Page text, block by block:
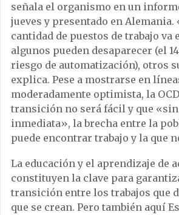
señala el organismo en un
jueves y presentado en Alemania.
cantidad de puestos de trabajo va
algunos pueden desaparecer (el
riesgo de automatización), otros
explica. Pese a mostrarse en
moderadamente optimista, la
transición no será fácil y que
inmediata», la brecha entre la
puede encontrar trabajo y la que
La educación y el aprendizaje de
constituyen la clave para
transición entre los trabajos que
que se crean. Pero también aquí